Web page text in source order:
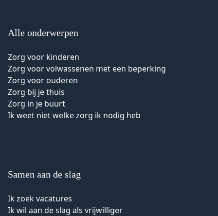
Alle onderwerpen
Zorg voor kinderen
Zorg voor volwassenen met een beperking
Zorg voor ouderen
Zorg bij je thuis
Zorg in je buurt
Ik weet niet welke zorg ik nodig heb
Samen aan de slag
Ik zoek vacatures
Ik wil aan de slag als vrijwilliger